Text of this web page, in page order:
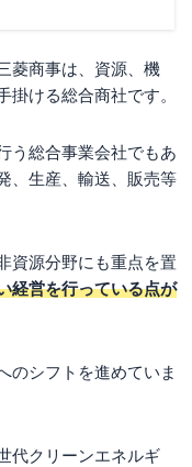
菱商事は、資源、機
ける総合商社です。
う総合事業会社でもあ
、生産、輸送、販売等
資源分野にも重点を置
経営を行っている点が
のシフトを進めていま
代クリーンエネルギ